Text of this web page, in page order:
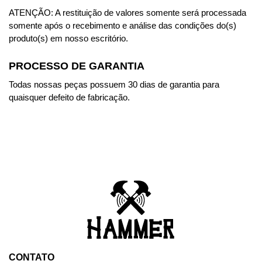
ATENÇÃO: A restituição de valores somente será processada
somente após o recebimento e análise das condições do(s)
produto(s) em nosso escritório.
PROCESSO DE GARANTIA
Todas nossas peças possuem 30 dias de garantia para
quaisquer defeito de fabricação.
CONTATO